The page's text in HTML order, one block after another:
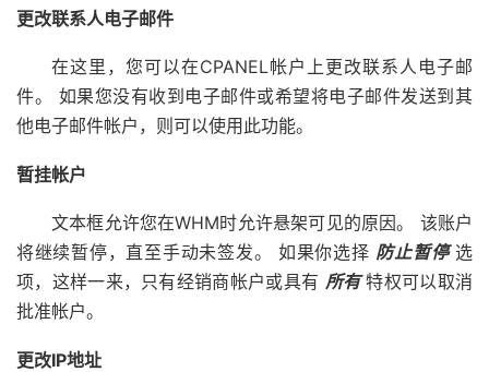
更改联系人电子邮件
在这里，您可以在CPANEL帐户上更改联系人电子邮
件。 如果您没有收到电子邮件或希望将电子邮件发送到其
他电子邮件帐户，则可以使用此功能。
暂挂帐户
文本框允许您在WHM时允许悬架可见的原因。 该账户
将继续暂停，直至手动未签发。 如果你选择 防止暂停选
项，这样一来，只有经销商帐户或具有 所有特权可以取消
批准帐户。
更改IP地址